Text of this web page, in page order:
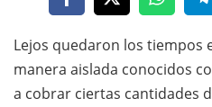
Lejos quedaron los tiempos
manera aislada conocidos
a cobrar ciertas cantidades